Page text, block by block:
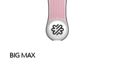
BIG MAX